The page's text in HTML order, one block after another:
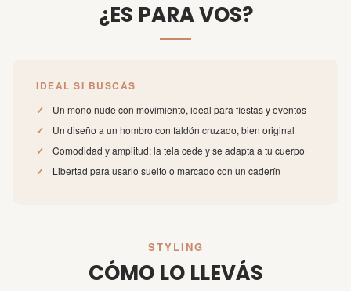
¿ES PARA VOS?
IDEAL SI BUSCÁS
✓
Un mono nude con movimiento, ideal para fiestas y eventos
✓ Un diseño a un hombro con faldón cruzado, bien original
✓ Comodidad y amplitud: la tela cede y se adapta a tu cuerpo
✓ Libertad para usarlo suelto o marcado con un caderín
STYLING
CÓMO LO LLEVÁS